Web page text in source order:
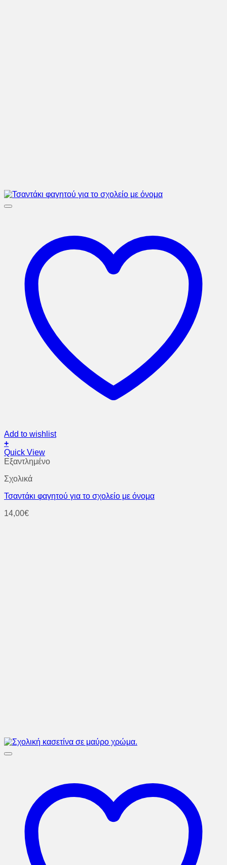
Add to wishlist
+
Quick View
Εξαντλημένο
Σχολικά
Τσαντάκι φαγητού για το σχολείο με όνομα
14,00€